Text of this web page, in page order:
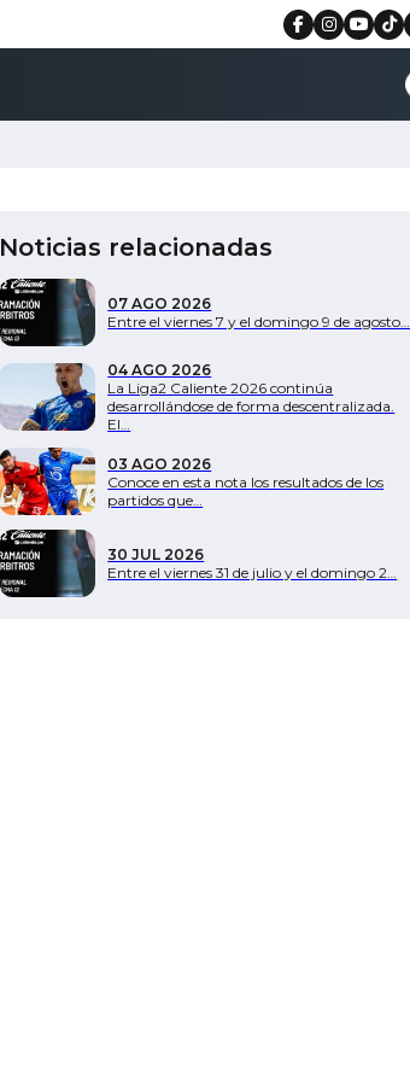
Noticias relacionadas
07 AGO 2026
Entre el viernes 7 y el domingo 9 de agosto…
04 AGO 2026
La Liga2 Caliente 2026 continúa
desarrollándose de forma descentralizada.
El…
03 AGO 2026
Conoce en esta nota los resultados de los
partidos que…
30 JUL 2026
Entre el viernes 31 de julio y el domingo 2…